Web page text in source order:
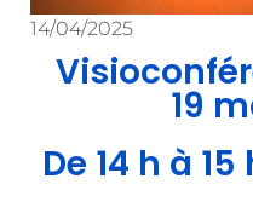
14/04/2025
19
De 14 h à 15